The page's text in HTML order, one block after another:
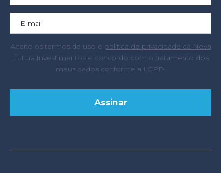
Aceito os termos de uso e política de privacidade da Nova
Futura Investimentose concordo com o tratamento dos
meus dados conforme a LGPD.